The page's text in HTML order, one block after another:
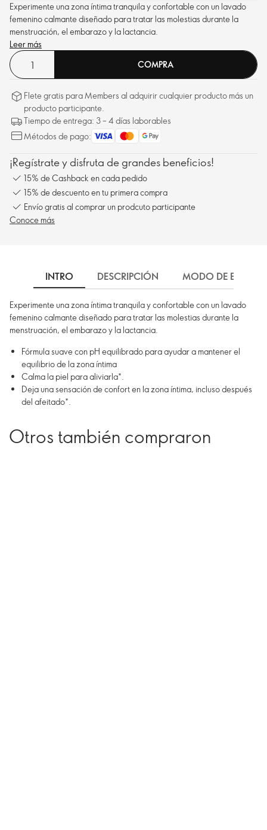
Experimente una zona íntima tranquila y confortable con un lavado
femenino calmante diseñado para tratar las molestias durante la
menstruación, el embarazo y la lactancia.
Leer más
COMPRA
Flete gratis para Members al adquirir cualquier producto más un
producto participante.
Tiempo de entrega: 3 – 4 días laborables
Métodos de pago:
¡Regístrate y disfruta de grandes beneficios!
15% de Cashback en cada pedido
15% de descuento en tu primera compra
Envío gratis al comprar un prodcuto participante
Conoce más
INTRO DESCRIPCIÓN MODO DE EMPLEO
Experimente una zona íntima tranquila y confortable con un lavado
femenino calmante diseñado para tratar las molestias durante la
menstruación, el embarazo y la lactancia.
Fórmula suave con pH equilibrado para ayudar a mantener el
equilibrio de la zona íntima
Calma la piel para aliviarla*.
Deja una sensación de confort en la zona íntima, incluso después
del afeitado*.
Otros también compraron